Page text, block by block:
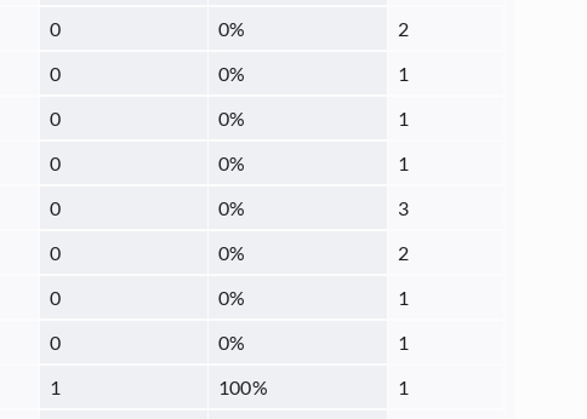
0 0%
2
0 0%
1
0 0%
1
0 0%
1
0 0%
3
0 0%
2
0 0%
1
0 0%
1
1 100%
1